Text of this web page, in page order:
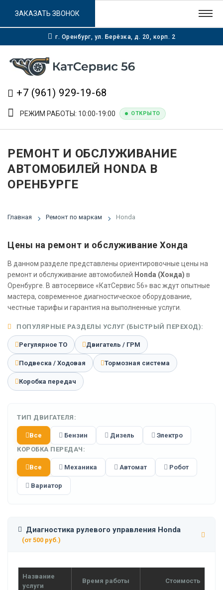
г. Оренбург, ул. Берёзка, д. 20, корп. 2
+7 (961) 929-19-68
РЕЖИМ РАБОТЫ: 10:00-19:00 ОТКРЫТО
ЗАКАЗАТЬ ЗВОНОК
РЕМОНТ И ОБСЛУЖИВАНИЕ
АВТОМОБИЛЕЙ HONDA В
ОРЕНБУРГЕ
Главная Ремонт по маркам Honda
Цены на ремонт и обслуживание Хонда
В данном разделе представлены ориентировочные цены на
ремонт и обслуживание автомобилей Honda (Хонда) в
Оренбурге. В автосервисе «КатСервис 56» вас ждут опытные
мастера, современное диагностическое оборудование,
честные тарифы и гарантия на выполненные услуги.
ПОПУЛЯРНЫЕ РАЗДЕЛЫ УСЛУГ (БЫСТРЫЙ ПЕРЕХОД):
Регулярное ТО Двигатель / ГРМ
Подвеска / Ходовая Тормозная система
Коробка передач
ТИП ДВИГАТЕЛЯ:
Все Бензин Дизель
Электро
КОРОБКА ПЕРЕДАЧ:
Все Механика Автомат Робот
Вариатор
Диагностика рулевого управления Honda
(от 500 руб.)
Название
услуги
Время работы Стоимость